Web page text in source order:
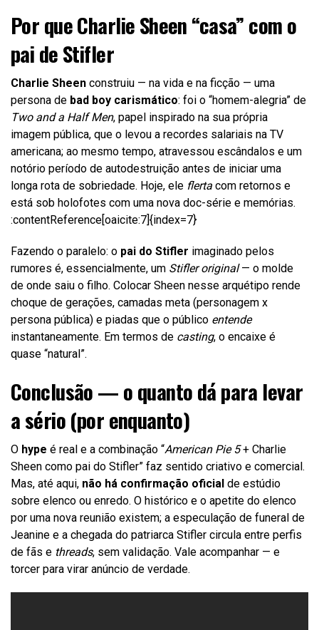
Por que Charlie Sheen “casa” com o
pai de Stifler
Charlie Sheen construiu — na vida e na ficção — uma
persona de bad boy carismático: foi o “homem-alegria” de
Two and a Half Men, papel inspirado na sua própria
imagem pública, que o levou a recordes salariais na TV
americana; ao mesmo tempo, atravessou escândalos e um
notório período de autodestruição antes de iniciar uma
longa rota de sobriedade. Hoje, ele flerta com retornos e
está sob holofotes com uma nova doc-série e memórias.
:contentReference[oaicite:7]{index=7}
Fazendo o paralelo: o pai do Stifler imaginado pelos
rumores é, essencialmente, um Stifler original— o molde
de onde saiu o filho. Colocar Sheen nesse arquétipo rende
choque de gerações, camadas meta (personagem x
persona pública) e piadas que o público entende
instantaneamente. Em termos de casting, o encaixe é
quase “natural”.
Conclusão — o quanto dá para levar
a sério (por enquanto)
O hype é real e a combinação “American Pie 5+ Charlie
Sheen como pai do Stifler” faz sentido criativo e comercial.
Mas, até aqui, não há confirmação oficial de estúdio
sobre elenco ou enredo. O histórico e o apetite do elenco
por uma nova reunião existem; a especulação de funeral de
Jeanine e a chegada do patriarca Stifler circula entre perfis
de fãs e threads, sem validação. Vale acompanhar — e
torcer para virar anúncio de verdade.